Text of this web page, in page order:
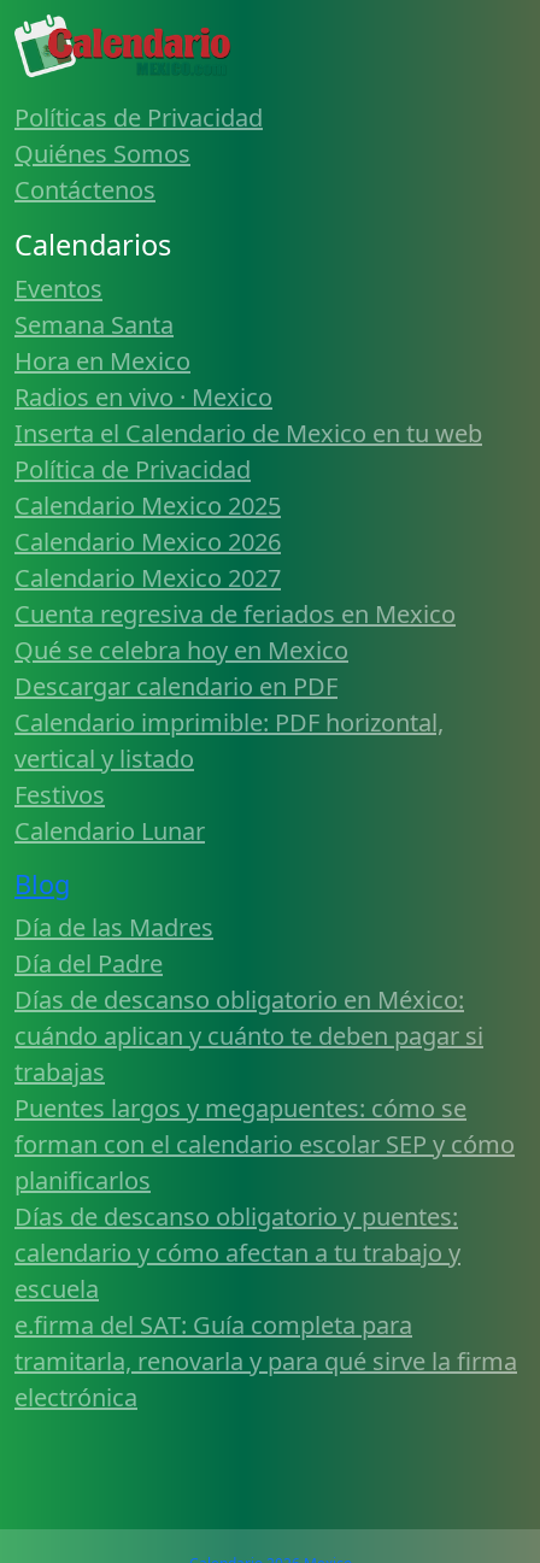
Políticas de Privacidad
Quiénes Somos
Contáctenos
Calendarios
Eventos
Semana Santa
Hora en Mexico
Radios en vivo · Mexico
Inserta el Calendario de Mexico en tu web
Política de Privacidad
Calendario Mexico 2025
Calendario Mexico 2026
Calendario Mexico 2027
Cuenta regresiva de feriados en Mexico
Qué se celebra hoy en Mexico
Descargar calendario en PDF
Calendario imprimible: PDF horizontal,
vertical y listado
Festivos
Calendario Lunar
Blog
Día de las Madres
Día del Padre
Días de descanso obligatorio en México:
cuándo aplican y cuánto te deben pagar si
trabajas
Puentes largos y megapuentes: cómo se
forman con el calendario escolar SEP y cómo
planificarlos
Días de descanso obligatorio y puentes:
calendario y cómo afectan a tu trabajo y
escuela
e.firma del SAT: Guía completa para
tramitarla, renovarla y para qué sirve la firma
electrónica